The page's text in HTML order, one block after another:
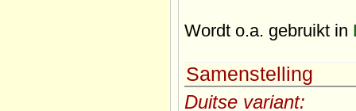
Wordt o.a. gebruikt in
Samenstelling
Duitse variant: